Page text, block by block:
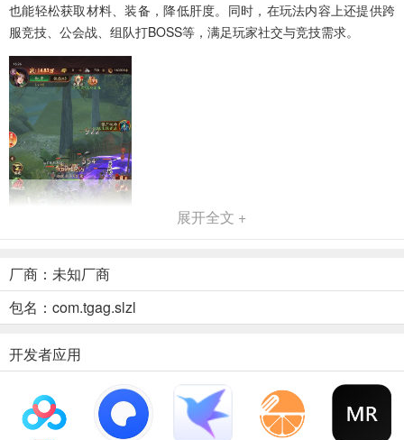
也能轻松获取材料、装备，降低肝度。同时，在玩法内容上还提供跨
服竞技、公会战、组队打BOSS等，满足玩家社交与竞技需求。
游戏特色
1、新服火爆开启！全新版本，福利狂欢！
2、无套路真福利！登录就送折扣豪礼！
展开全文 +
厂商：未知厂商
包名：com.tgag.slzl
开发者应用